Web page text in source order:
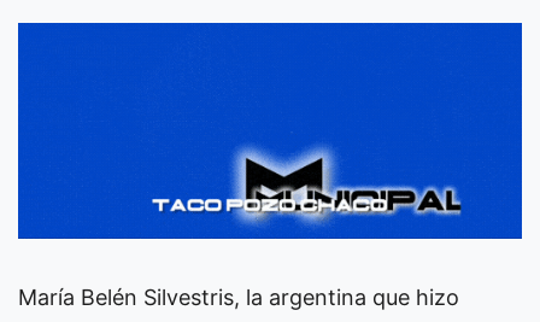
María Belén Silvestris, la argentina que hizo